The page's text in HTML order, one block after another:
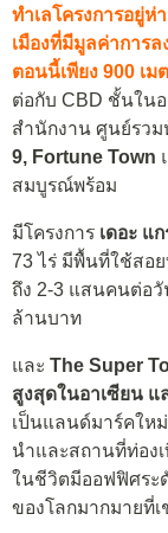
ทำเลโครงการอยู่ห่
เมืองที่มีมูลค่าการ
ตอนนี้เพียง 900 เม
ต่อกับ CBD ชั้นใน
สำนักงาน ศูนย์รว
9, Fortune Town
สมบูรณ์พร้อม
มีโครงการ เดอะ แ
73 ไร่ มีพื้นที่ใช้สอ
ถึง 2-3 แสนคนต่อวั
ล้านบาท
และ The Super
สูงสุดในอาเซียน
เป็นแลนด์มาร์คให
นำและสถานที่ท่อง
ในชีวิตมีออฟฟิศระ
ของโลกมากมายที่